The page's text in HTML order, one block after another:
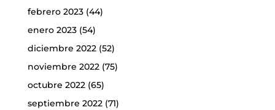
febrero 2023(44)
enero 2023(54)
diciembre 2022(52)
noviembre 2022(75)
octubre 2022(65)
septiembre 2022(71)